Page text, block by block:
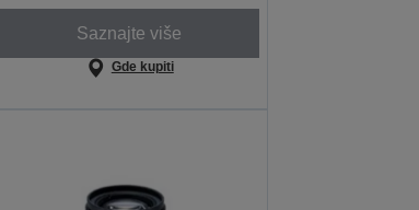
Saznajte više
Gde kupiti